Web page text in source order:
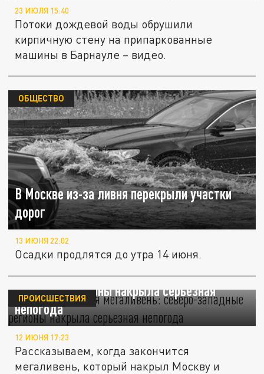
23 ИЮЛЯ 15:40
Потоки дождевой воды обрушили
кирпичную стену на припаркованные
машины в Барнауле – видео.
В Москве из-за ливня перекрыли участки
дорог
ОБЩЕСТВО
13 ИЮНЯ 22:02
Осадки продлятся до утра 14 июня.
Когда закончится мегаливень: северо-
западные регионы накрыла серьезная
непогода
ПРОИСШЕСТВИЯ
12 ИЮНЯ 17:23
Рассказываем, когда закончится
мегаливень, который накрыл Москву и